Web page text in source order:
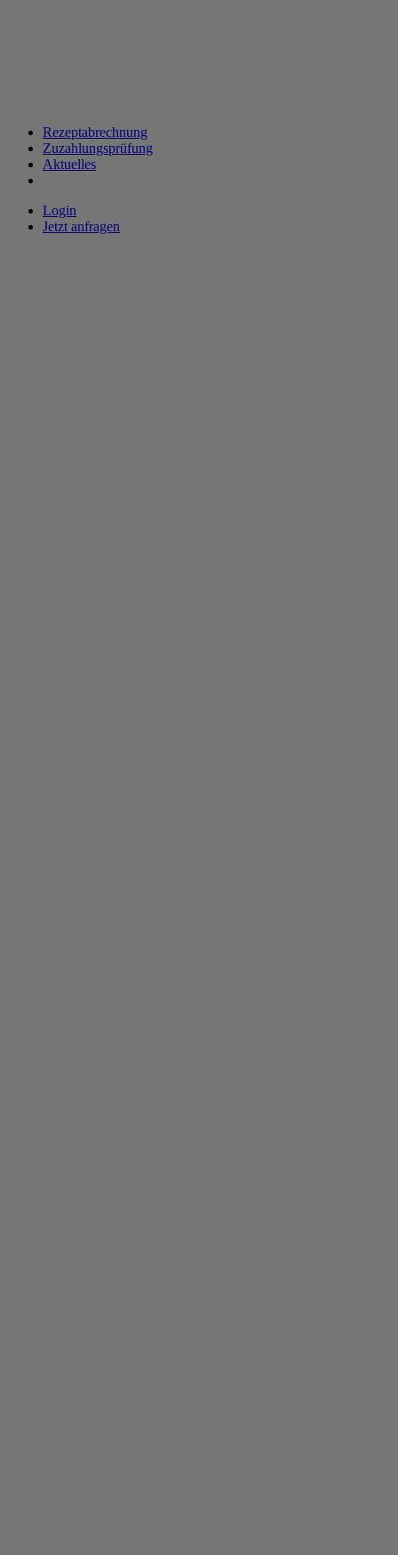
Rezeptabrechnung
Zuzahlungsprüfung
Aktuelles
Login
Jetzt anfragen